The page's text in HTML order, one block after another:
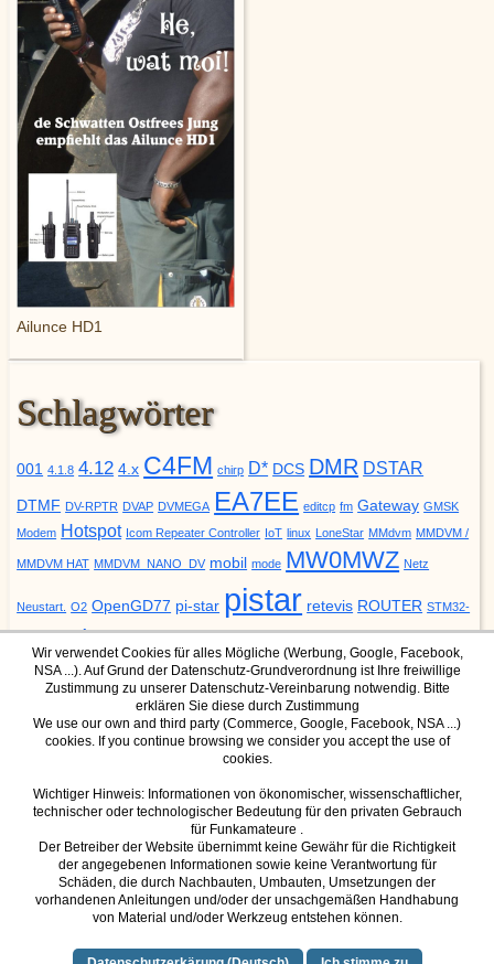
Ailunce HD1
Schlagwörter
001 4.1.8 4.12 4.x C4FM chirp D* DCS DMR DSTAR
DTMF DV-RPTR DVAP DVMEGA EA7EE editcp fm Gateway GMSK
Modem Hotspot Icom Repeater Controller IoT linux LoneStar MMdvm MMDVM /
MMDVM HAT MMDVM_NANO_DV mobil mode MW0MWZ Netz
Neustart. O2 OpenGD77 pi-star pistar retevis ROUTER STM32-
update YSF
DMR Mode
IPSC2 Dashboard für Hotspot
IPSC2 Dashboard für Hamnet
(nur über Hamnet erreichbar)
YSF Mode
D-Star Mode
dcs015(XLX015)
Wir verwendet Cookies für alles Mögliche (Werbung, Google, Facebook,
NSA ...). Auf Grund der Datenschutz-Grundverordnung ist Ihre freiwillige
Zustimmung zu unserer Datenschutz-Vereinbarung notwendig. Bitte
erklären Sie diese durch Zustimmung
We use our own and third party (Commerce, Google, Facebook, NSA ...)
cookies. If you continue browsing we consider you accept the use of
cookies.
Wichtiger Hinweis: Informationen von ökonomischer, wissenschaftlicher,
technischer oder technologischer Bedeutung für den privaten Gebrauch
für Funkamateure .
Der Betreiber der Website übernimmt keine Gewähr für die Richtigkeit
der angegebenen Informationen sowie keine Verantwortung für
Schäden, die durch Nachbauten, Umbauten, Umsetzungen der
vorhandenen Anleitungen und/oder der unsachgemäßen Handhabung
von Material und/oder Werkzeug entstehen können.